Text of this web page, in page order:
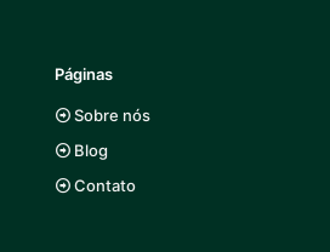
Páginas
Sobre nós
Blog
Contato